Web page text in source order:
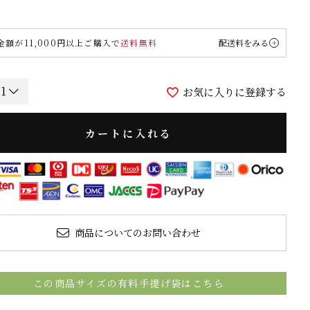
額が11,000円以上ご購入で送料無料 配送料をみる
お気に入りに登録する
カートに入れる
商品についてのお問い合わせ
この商品サイズの有料手提げ袋はこちら